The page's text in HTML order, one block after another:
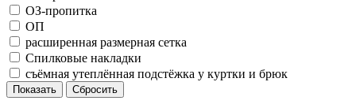
ОЗ-пропитка
ОП
расширенная размерная сетка
Спилковые накладки
съёмная утеплённая подстёжка у куртки и брюк